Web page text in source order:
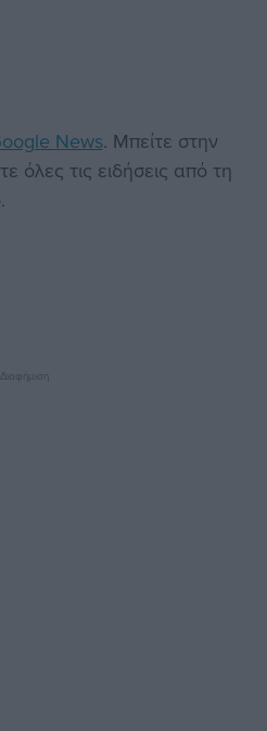
News. Μπείτε στην
όλες τις ειδήσεις από τη
Διαφήμιση